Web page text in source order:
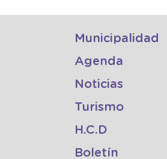
Municipalidad
Agenda
Noticias
Turismo
H.C.D
Boletín